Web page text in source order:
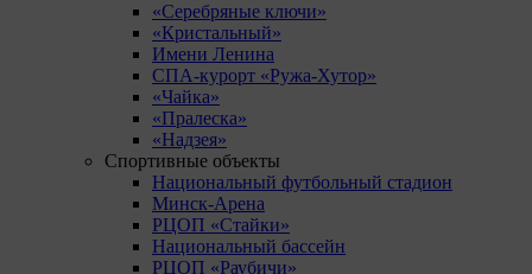
«Серебряные ключи»
«Кристальный»
Имени Ленина
СПА-курорт «Ружа-Хутор»
«Чайка»
«Пралеска»
«Надзея»
Спортивные объекты
Национальный футбольный стадион
Минск-Арена
РЦОП «Стайки»
Национальный бассейн
РЦОП «Раубичи»